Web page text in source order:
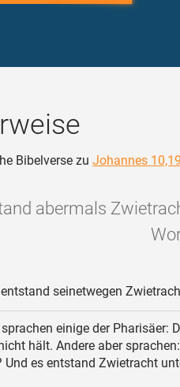
Bibelverse zu Johannes 10,19
abermals
seinetwegen
einige der Pharisäer:
hält. Andere aber
Und es entstand Zwietracht